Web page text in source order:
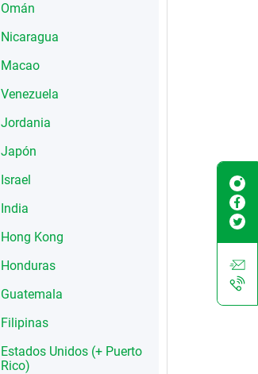
Omán
Nicaragua
Macao
Venezuela
Jordania
Japón
Israel
India
Hong Kong
Honduras
Guatemala
Filipinas
Estados Unidos (+ Puerto
Rico)